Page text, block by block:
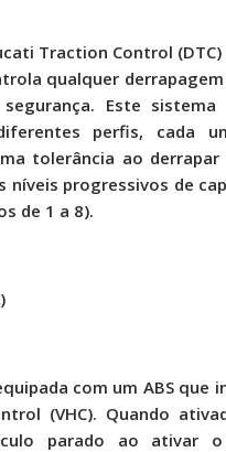
Traction Control
qualquer
Este sistema
perfis, cada
tolerância ao derrapar
níveis progressivos de
de 1 a 8).
com um ABS que
(VHC). Quando
parado ao ativar